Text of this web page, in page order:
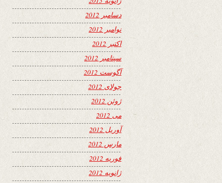
دسامبر 2012
نوامبر 2012
اکتبر 2012
سپتامبر 2012
آگوست 2012
جولای 2012
ژوئن 2012
می 2012
آوریل 2012
مارس 2012
فوریه 2012
ژانویه 2012